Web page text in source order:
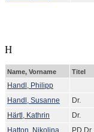
H
Name, Vorname Titel
Handl, Philipp
Handl, Susanne
Dr.
Härtl, Kathrin
Dr.
Hatton, Nikolina
PD Dr.